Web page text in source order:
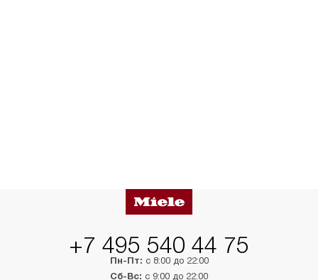
+7 495 540 44 75
Пн-Пт: с 8:00 до 22:00
Сб-Вс: с 9:00 до 22:00